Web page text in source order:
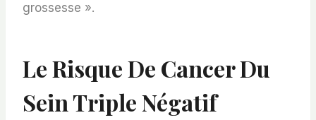
grossesse ».
Le Risque De Cancer Du
Sein Triple Négatif